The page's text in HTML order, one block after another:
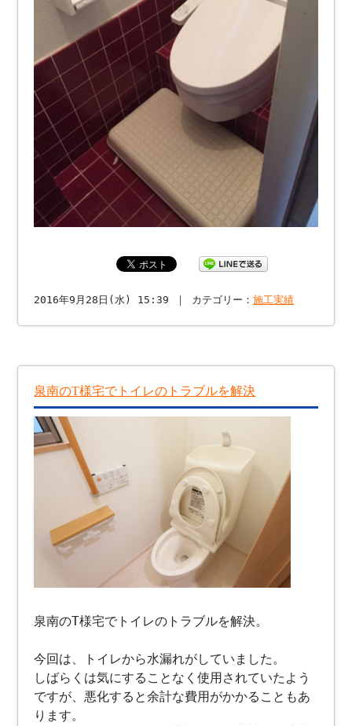
2016年9月28日(水) 15:39 ｜ カテゴリー：施工実績
泉南のT様宅でトイレのトラブルを解決
泉南のT様宅でトイレのトラブルを解決。
今回は、トイレから水漏れがしていました。
しばらくは気にすることなく使用されていたよう
ですが、悪化すると余計な費用がかかることもあ
ります。